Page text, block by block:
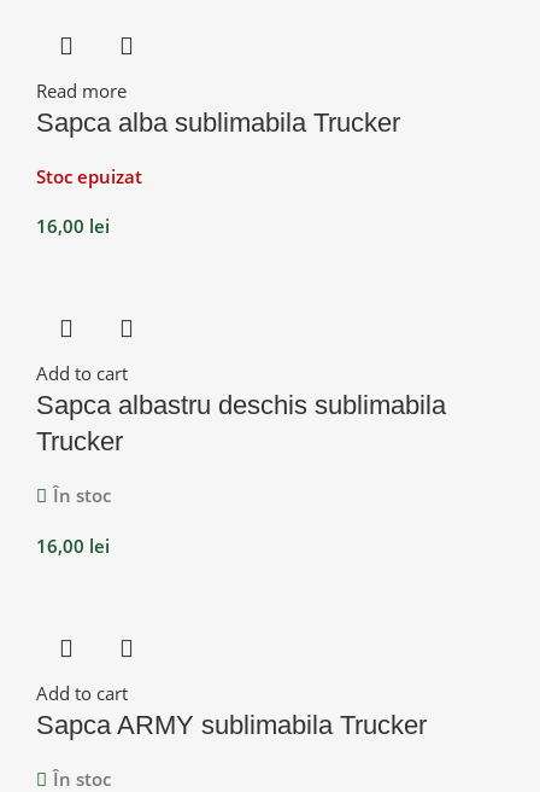
Read more
Sapca alba sublimabila Trucker
Stoc epuizat
16,00 lei
Add to cart
Sapca albastru deschis sublimabila
Trucker
În stoc
16,00 lei
Add to cart
Sapca ARMY sublimabila Trucker
În stoc